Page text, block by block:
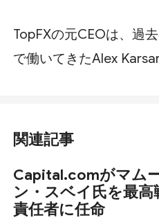
TopFXの元CEOは、過
で働いてきたAlex
関連記事
Capital.comがマム
ン・スベイ氏を最高
責任者に任命